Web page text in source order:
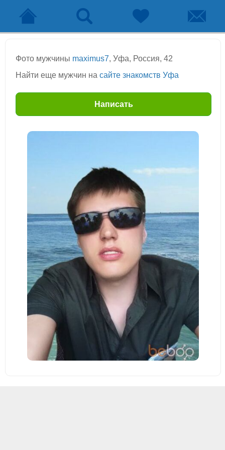
Фото мужчины maximus7, Уфа, Россия, 42
Найти еще мужчин на сайте знакомств Уфа
Написать